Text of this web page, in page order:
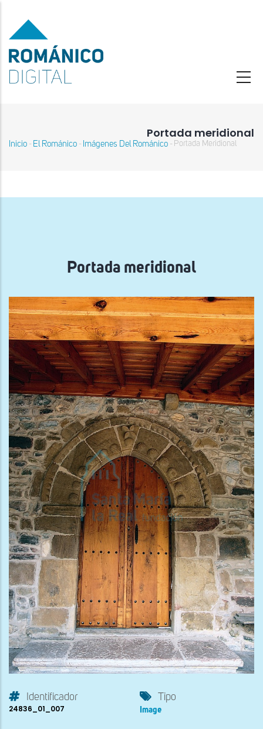
contenido
principal
Portada meridional
Sobrescribir
navegación
Inicio - El Románico - Imágenes Del Románico - Portada Meridional
Portada meridional
Identificador
24836_01_007
Tipo
Image